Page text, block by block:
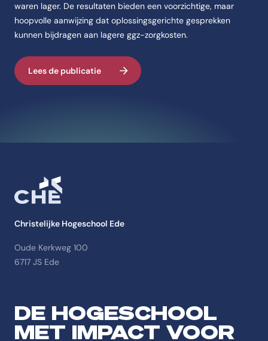
waren lager. De resultaten bieden een voorzichtige, maar
hoopvolle aanwijzing dat oplossingsgerichte gesprekken
kunnen bijdragen aan lagere ggz-zorgkosten.
Lees de publicatie
Christelijke Hogeschool Ede
Oude Kerkweg 100
6717 JS Ede
DE HOGESCHOOL
MET IMPACT VOOR